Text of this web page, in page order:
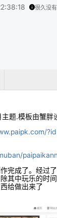
很久没
题.模板由蟹胖
完成了。经过
其中玩乐的时
给做出来了